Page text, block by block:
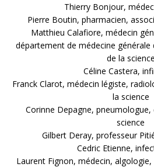
Thierry Bonjour,
Pierre Boutin, pharmacien,
Matthieu Calafiore, médecin
département de médecine
de la science
Céline Castera,
Franck Clarot, médecin légiste,
la science
Corinne Depagne,
science
Gilbert Deray, professeur
Cedric Etienne,
Laurent Fignon, médecin,